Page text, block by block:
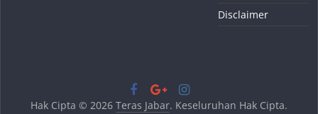
Disclaimer
Hak Cipta © 2026 Teras Jabar. Keseluruhan Hak Cipta.